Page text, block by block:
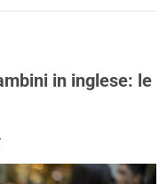
in inglese: le